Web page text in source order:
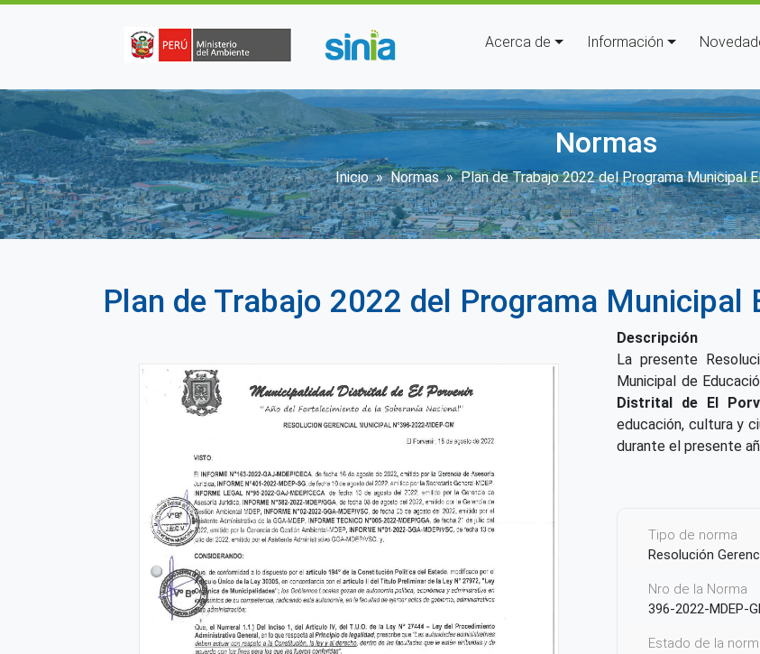
Navegación principal
Acerca de Información
Normas
Sobrescribir enlaces de ayuda a
Inicio Normas Plan de Trabajo 2022 del Programa Municipal
Plan de Trabajo 2022 del Programa Municipal
Descripción
La presente
Municipal de
Distrital de El
educación, cultura y
durante el presente
Tipo de norma
Resolución
Nro de la Norma
396-2022-MDEP-
Estado de la